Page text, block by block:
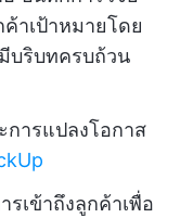
าเป้าหมายโดย
ริบทครบถ้วน
ารแปลงโอกาส
เข้าถึงลูกค้าเพื่อ